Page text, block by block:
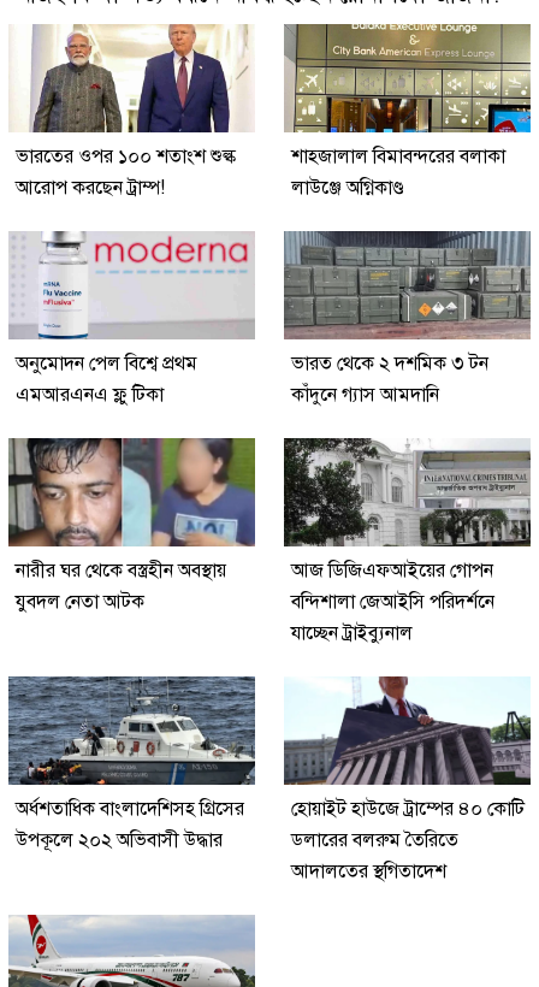
ভারতের ওপর ১০০ শতাংশ শুল্ক
আরোপ করছেন ট্রাম্প!
শাহজালাল বিমাবন্দরের বলাকা
লাউঞ্জে অগ্নিকাণ্ড
অনুমোদন পেল বিশ্বে প্রথম
এমআরএনএ ফ্লু টিকা
ভারত থেকে ২ দশমিক ৩ টন
কাঁদুনে গ্যাস আমদানি
নারীর ঘর থেকে বস্ত্রহীন অবস্থায়
যুবদল নেতা আটক
আজ ডিজিএফআইয়ের গোপন
বন্দিশালা জেআইসি পরিদর্শনে
যাচ্ছেন ট্রাইব্যুনাল
অর্ধশতাধিক বাংলাদেশিসহ গ্রিসের
উপকূলে ২০২ অভিবাসী উদ্ধার
হোয়াইট হাউজে ট্রাম্পের ৪০ কোটি
ডলারের বলরুম তৈরিতে
আদালতের স্থগিতাদেশ